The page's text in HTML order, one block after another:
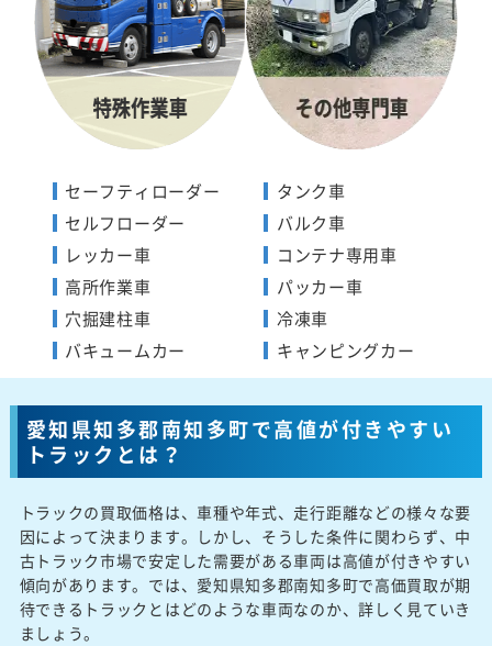
セーフティローダー
セルフローダー
レッカー車
高所作業車
穴掘建柱車
バキュームカー
タンク車
バルク車
コンテナ専用車
パッカー車
冷凍車
キャンピングカー
愛知県知多郡南知多町で高値が付きやすい
トラックとは？
トラックの買取価格は、車種や年式、走行距離などの様々な要
因によって決まります。しかし、そうした条件に関わらず、中
古トラック市場で安定した需要がある車両は高値が付きやすい
傾向があります。では、愛知県知多郡南知多町で高価買取が期
待できるトラックとはどのような車両なのか、詳しく見ていき
ましょう。